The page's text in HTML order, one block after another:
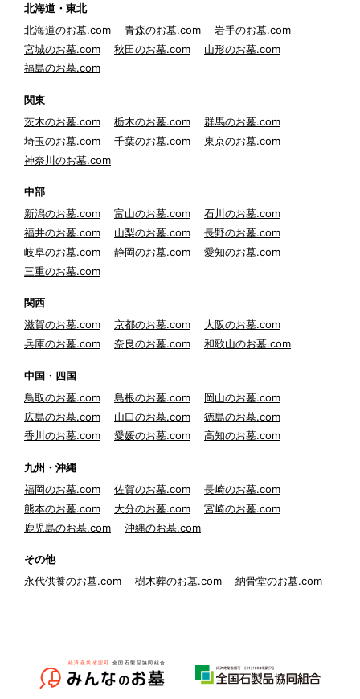
北海道・東北
北海道のお墓.com
青森のお墓.com
岩手のお墓.com
宮城のお墓.com
秋田のお墓.com
山形のお墓.com
福島のお墓.com
関東
茨木のお墓.com
栃木のお墓.com
群馬のお墓.com
埼玉のお墓.com
千葉のお墓.com
東京のお墓.com
神奈川のお墓.com
中部
新潟のお墓.com
富山のお墓.com
石川のお墓.com
福井のお墓.com
山梨のお墓.com
長野のお墓.com
岐阜のお墓.com
静岡のお墓.com
愛知のお墓.com
三重のお墓.com
関西
滋賀のお墓.com
京都のお墓.com
大阪のお墓.com
兵庫のお墓.com
奈良のお墓.com 和歌山のお墓.com
中国・四国
鳥取のお墓.com
島根のお墓.com
岡山のお墓.com
広島のお墓.com
山口のお墓.com
徳島のお墓.com
香川のお墓.com
愛媛のお墓.com 高知のお墓.com
九州・沖縄
福岡のお墓.com
佐賀のお墓.com
長崎のお墓.com
熊本のお墓.com
大分のお墓.com
宮崎のお墓.com
鹿児島のお墓.com
沖縄のお墓.com
その他
永代供養のお墓.com
樹木葬のお墓.com 納骨堂のお墓.com